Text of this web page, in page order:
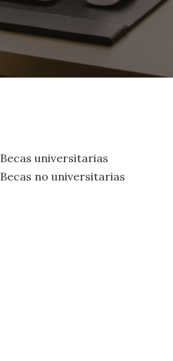
Becas universitarias
Becas no universitarias